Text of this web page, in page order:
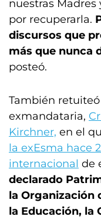
nuestras
por recuperarla.
discursos que
más que nunca
posteó.
También
exmandataria,
Kirchner, en el
la exEsma hace
internacional de
declarado
la Organización
la Educación, la